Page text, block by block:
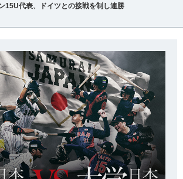
15U代表、ドイツとの接戦を制し連勝